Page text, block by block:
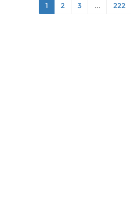
1 2 3 ... 222